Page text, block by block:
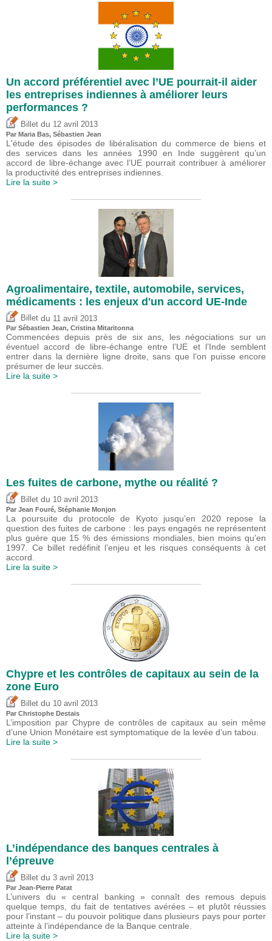
Un accord préférentiel avec l’UE pourrait-il aider
les entreprises indiennes à améliorer leurs
performances ?
Billet du 12 avril 2013
Par Maria Bas, Sébastien Jean
L'étude des épisodes de libéralisation du commerce de biens et
des services dans les années 1990 en Inde suggèrent qu’un
accord de libre-échange avec l’UE pourrait contribuer à améliorer
la productivité des entreprises indiennes.
Lire la suite >
Agroalimentaire, textile, automobile, services,
médicaments : les enjeux d'un accord UE-Inde
Billet du 11 avril 2013
Par Sébastien Jean, Cristina Mitaritonna
Commencées depuis près de six ans, les négociations sur un
éventuel accord de libre-échange entre l’UE et l’Inde semblent
entrer dans la dernière ligne droite, sans que l’on puisse encore
présumer de leur succès.
Lire la suite >
Les fuites de carbone, mythe ou réalité ?
Billet du 10 avril 2013
Par Jean Fouré, Stéphanie Monjon
La poursuite du protocole de Kyoto jusqu’en 2020 repose la
question des fuites de carbone : les pays engagés ne représentent
plus guère que 15 % des émissions mondiales, bien moins qu’en
1997. Ce billet redéfinit l’enjeu et les risques conséquents à cet
accord.
Lire la suite >
Chypre et les contrôles de capitaux au sein de la
zone Euro
Billet du 10 avril 2013
Par Christophe Destais
L’imposition par Chypre de contrôles de capitaux au sein même
d’une Union Monétaire est symptomatique de la levée d’un tabou.
Lire la suite >
L’indépendance des banques centrales à
l’épreuve
Billet du 3 avril 2013
Par Jean-Pierre Patat
L’univers du « central banking » connaît des remous depuis
quelque temps, du fait de tentatives avérées – et plutôt réussies
pour l’instant – du pouvoir politique dans plusieurs pays pour porter
atteinte à l’indépendance de la Banque centrale.
Lire la suite >